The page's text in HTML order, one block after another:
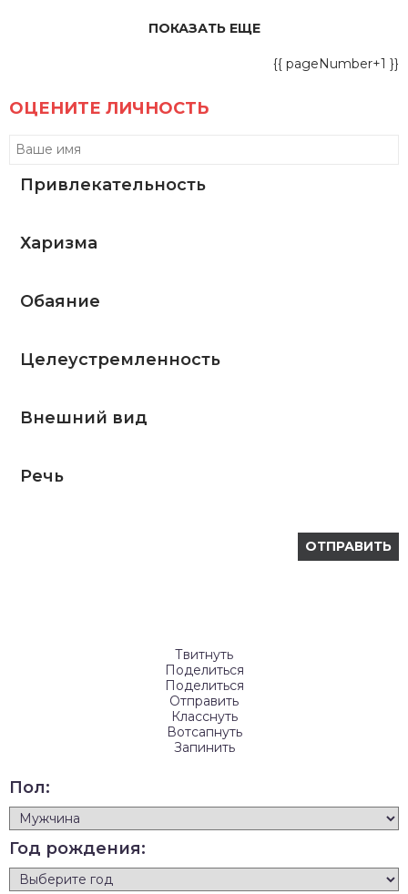
ПОКАЗАТЬ ЕЩЕ
{{ pageNumber+1 }}
ОЦЕНИТЕ ЛИЧНОСТЬ
Привлекательность
Харизма
Обаяние
Целеустремленность
Внешний вид
Речь
Твитнуть
Поделиться
Поделиться
Отправить
Класснуть
Вотсапнуть
Запинить
Пол:
Год рождения: